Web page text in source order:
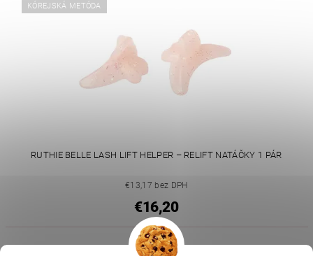
KÓREJSKÁ METÓDA
RUTHIE BELLE LASH LIFT HELPER – RELIFT NATÁČKY 1 PÁR
€13,17 bez DPH
€16,20